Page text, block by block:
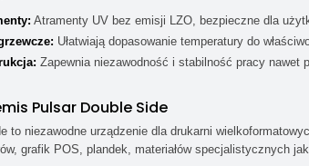
Atramenty UV bez emisji LZO, bezpieczne dla
Ułatwiają dopasowanie temperatury do
Zapewnia niezawodność i stabilność pracy
Pulsar Double Side
to niezawodne urządzenie dla drukarni
grafik POS, plandek, materiałów specjalistycznych